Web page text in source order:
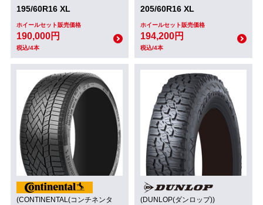
195/60R16 XL
ホイールセット販売価格
190,000円
税込/4本
205/60R16 XL
ホイールセット販売価格
194,200円
税込/4本
(CONTINENTAL(コンチネンタ
(DUNLOP(ダンロップ))